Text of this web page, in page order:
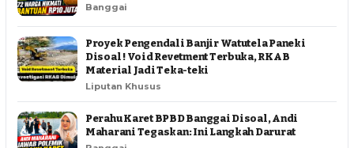
Banggai
Proyek Pengendali Banjir Watutela Paneki
Disoal ! Void Revetment Terbuka, RKAB
Material Jadi Teka-teki
Liputan Khusus
Perahu Karet BPBD Banggai Disoal, Andi
Maharani Tegaskan: Ini Langkah Darurat